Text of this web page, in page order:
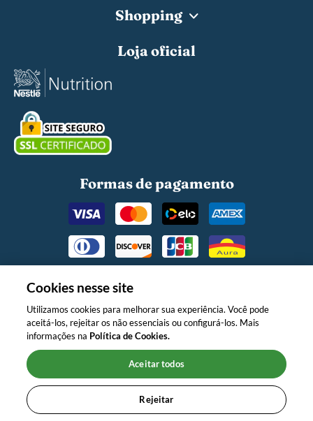
Shopping
Loja oficial
Formas de pagamento
O MINISTÉRIO DA SAÚDE INFORMA:
CONTINUE AMAMENTANDO SEU
FILHO E OFEREÇA NOVOS
ALIMENTOS."
Cookies nesse site
Utilizamos cookies para melhorar sua experiência. Você pode
aceitá-los, rejeitar os não essenciais ou configurá-los. Mais
informações na Política de Cookies.
Rejeitar
Aceitar todos